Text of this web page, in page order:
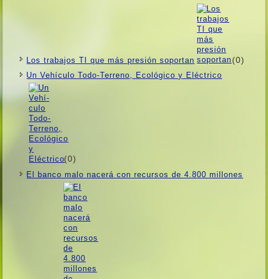
Los trabajos TI que más presión soportan (0)
Un Vehí­culo Todo-Terreno, Ecológico y Eléctrico
(0)
El banco malo nacerá con recursos de 4.800 millones